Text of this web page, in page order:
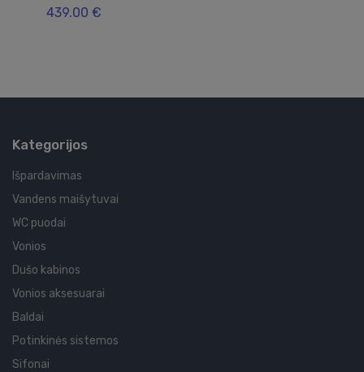
439.00 €
Kategorijos
Išpardavimas
Vandens maišytuvai
WC puodai
Vonios
Dušo kabinos
Vonios aksesuarai
Baldai
Potinkinės sistemos
Sifonai